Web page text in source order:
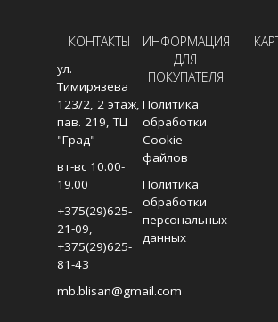
КОНТАКТЫ
ул.
Тимирязева
123/2, 2 этаж,
пав. 219, ТЦ
"Град"
вт-вс 10.00-
19.00
+375(29)625-
21-09,
+375(29)625-
81-43
mb.blisan@gmail.com
ИНФОРМАЦИЯ
ДЛЯ
ПОКУПАТЕЛЯ
Политика
обработки
Cookie-
файлов
Политика
обработки
персональных
данных